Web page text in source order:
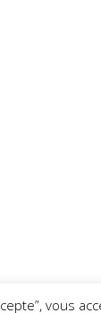
vous